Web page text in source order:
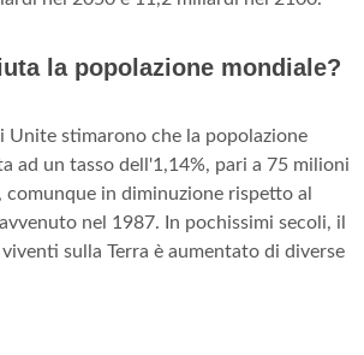
la popolazione mondiale?
Unite stimarono che la popolazione
ad un tasso dell'1,14%, pari a 75 milioni
comunque in diminuzione rispetto al
nel 1987. In pochissimi secoli, il
sulla Terra è aumentato di diverse